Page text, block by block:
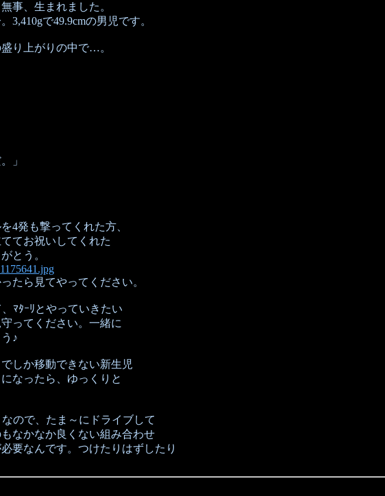
事、生まれました。
3,410gで49.9cmの男児です。
り上がりの中で…。
4発も撃ってくれた方、
てお祝いしてくれた
とう。
たら見てやってください。
ﾏﾀｰﾘとやっていきたい
ってください。一緒に
♪
しか移動できない新生児
なったら、ゆっくりと
ので、たま～にドライブして
なかなか良くない組み合わせ
要なんです。つけたりはずしたり